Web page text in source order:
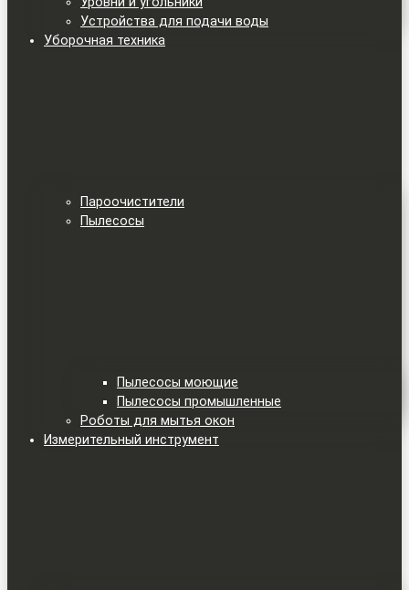
Устройства для подачи воды
Уборочная техника
Пароочистители
Пылесосы
Пылесосы моющие
Пылесосы промышленные
Роботы для мытья окон
Измерительный инструмент